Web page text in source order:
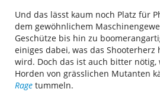
Und das lässt kaum noch Platz für
dem gewöhnlichem
Geschütze bis hin zu
einiges dabei, was das Shooterherz
wird. Doch das ist auch bitter nötig,
Horden von grässlichen Mutanten
Rage tummeln.